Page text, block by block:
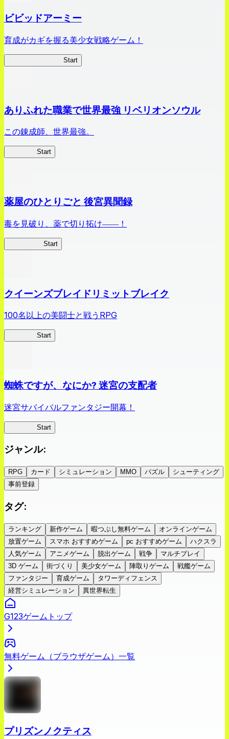
ビビッドアーミー
育成がカギを握る美少女戦略ゲーム！
Start
ありふれた職業で世界最強 リベリオンソウル
この錬成師、世界最強。
Start
薬屋のひとりごと 後宮異聞録
毒を見破り、薬で切り拓け――！
Start
クイーンズブレイドリミットブレイク
100名以上の美闘士と戦うRPG
Start
蜘蛛ですが、なにか? 迷宮の支配者
迷宮サバイバルファンタジー開幕！
Start
ジャンル:
RPG カード シミュレーション MMO パズル
シューティング
事前登録
タグ:
ランキング 新作ゲーム 暇つぶし無料ゲーム
オンラインゲーム
放置ゲーム
スマホ おすすめゲーム pc おすすめゲーム
ハクスラ
人気ゲーム
アニメゲーム 脱出ゲーム 戦争
マルチプレイ
3D ゲーム
街づくり 美少女ゲーム 陣取りゲーム
戦艦ゲーム
ファンタジー
育成ゲーム
タワーディフェンス
経営シミュレーション
異世界転生
G123ゲームトップ
無料ゲーム（ブラウザゲーム）一覧
プリズンノクティス